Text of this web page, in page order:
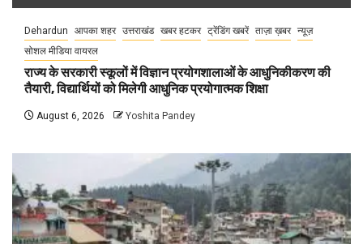
Dehardun आपका शहर उत्तराखंड खबर हटकर ट्रेंडिंग खबरें ताज़ा ख़बर न्यूज़
सोशल मीडिया वायरल
राज्य के सरकारी स्कूलों में विज्ञान प्रयोगशालाओं के आधुनिकीकरण की
तैयारी, विद्यार्थियों को मिलेगी आधुनिक प्रयोगात्मक शिक्षा
August 6, 2026 Yoshita Pandey